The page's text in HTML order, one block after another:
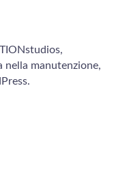
nella manutenzione,